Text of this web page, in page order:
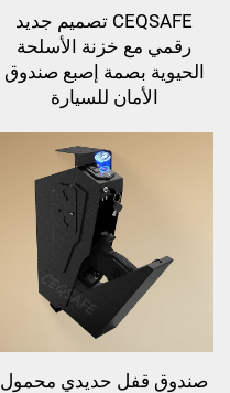
CEQSAFE تصميم جديد
رقمي مع خزنة الأسلحة
الحيوية بصمة إصبع صندوق
الأمان للسيارة
صندوق قفل حديدي محمول